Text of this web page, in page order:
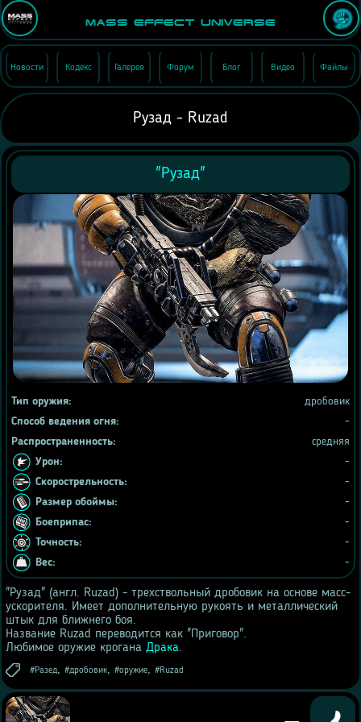
Mass Effect Universe
Новости Кодекс Галерея Форум Блог Видео Файлы
Рузад - Ruzad
"Рузад"
Тип оружия:
дробовик
Способ ведения огня:
-
Распространенность:
средняя
Урон:
-
Скорострельность:
-
Размер обоймы:
-
Боеприпас:
-
Точность:
-
Вес:
-
"Рузад" (англ. Ruzad) - трехствольный дробовик на основе масс-
ускорителя. Имеет дополнительную рукоять и металлический
штык для ближнего боя.
Название Ruzad переводится как "Приговор".
Любимое оружие крогана Драка.
Разед, дробовик, оружие, Ruzad